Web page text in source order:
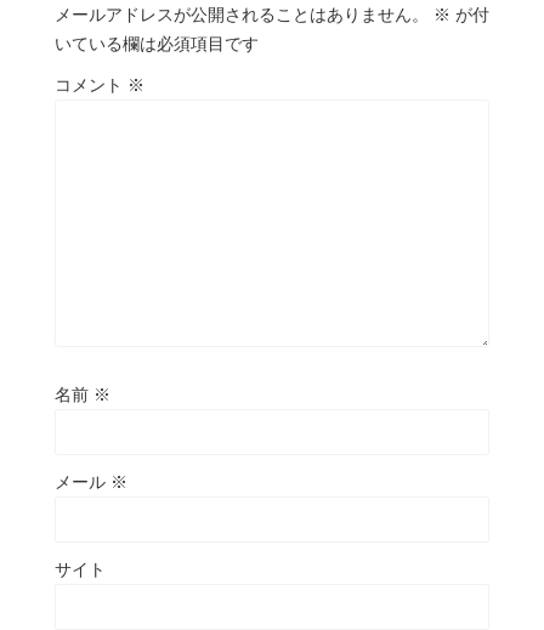
メールアドレスが公開されることはありません。 ※ が付
いている欄は必須項目です
コメント ※
名前 ※
メール ※
サイト